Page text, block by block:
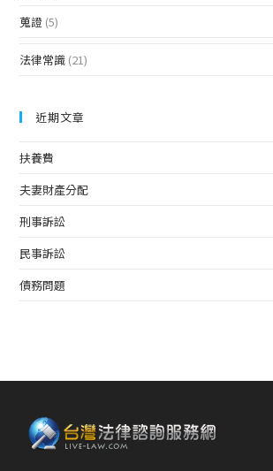
蒐證 (5)
法律常識 (21)
近期文章
扶養費
夫妻財產分配
刑事訴訟
民事訴訟
債務問題